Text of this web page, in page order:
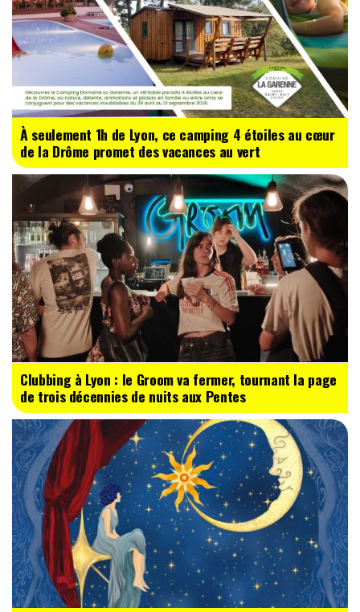
À seulement 1h de Lyon, ce camping 4 étoiles au cœur
de la Drôme promet des vacances au vert
Clubbing à Lyon : le Groom va fermer, tournant la page
de trois décennies de nuits aux Pentes